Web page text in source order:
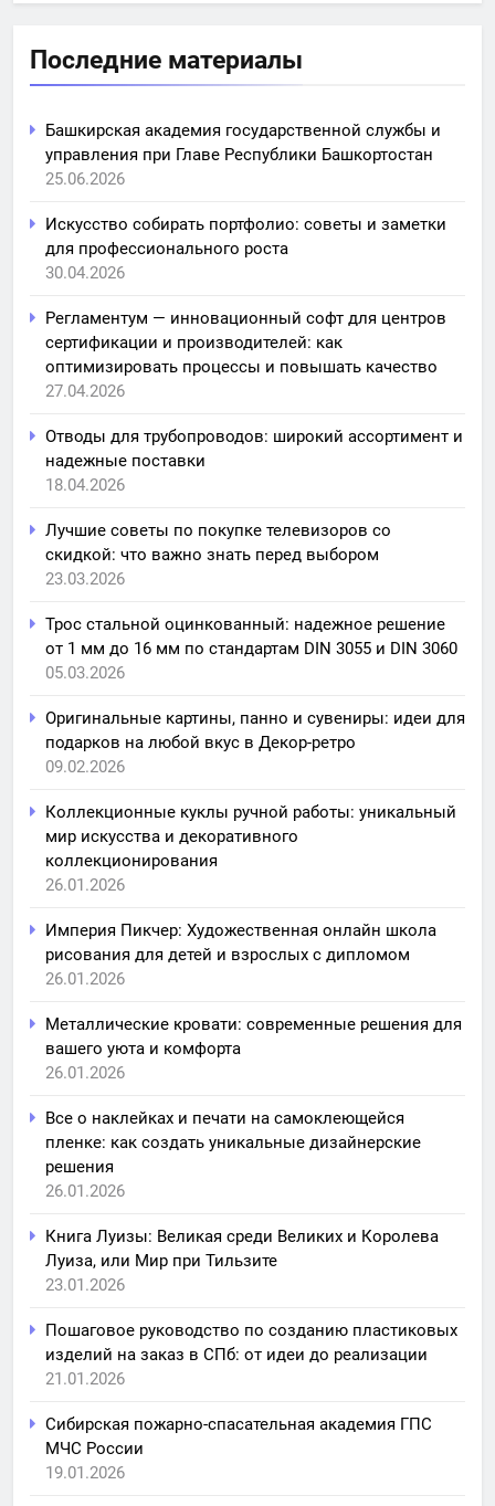
Последние материалы
Башкирская академия государственной службы и
управления при Главе Республики Башкортостан
25.06.2026
Искусство собирать портфолио: советы и заметки
для профессионального роста
30.04.2026
Регламентум — инновационный софт для центров
сертификации и производителей: как
оптимизировать процессы и повышать качество
27.04.2026
Отводы для трубопроводов: широкий ассортимент и
надежные поставки
18.04.2026
Лучшие советы по покупке телевизоров со
скидкой: что важно знать перед выбором
23.03.2026
Трос стальной оцинкованный: надежное решение
от 1 мм до 16 мм по стандартам DIN 3055 и DIN 3060
05.03.2026
Оригинальные картины, панно и сувениры: идеи для
подарков на любой вкус в Декор-ретро
09.02.2026
Коллекционные куклы ручной работы: уникальный
мир искусства и декоративного
коллекционирования
26.01.2026
Империя Пикчер: Художественная онлайн школа
рисования для детей и взрослых с дипломом
26.01.2026
Металлические кровати: современные решения для
вашего уюта и комфорта
26.01.2026
Все о наклейках и печати на самоклеющейся
пленке: как создать уникальные дизайнерские
решения
26.01.2026
Книга Луизы: Великая среди Великих и Королева
Луиза, или Мир при Тильзите
23.01.2026
Пошаговое руководство по созданию пластиковых
изделий на заказ в СПб: от идеи до реализации
21.01.2026
Сибирская пожарно-спасательная академия ГПС
МЧС России
19.01.2026